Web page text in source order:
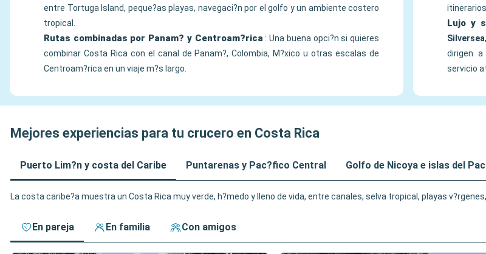
entre Tortuga Island, peque?as playas, navegaci?n por el golfo y un ambiente costero
tropical.
Rutas combinadas por Panam? y Centroam?rica : Una buena opci?n si quieres
combinar Costa Rica con el canal de Panam?, Colombia, M?xico u otras escalas de
Centroam?rica en un viaje m?s largo.
Lujo y
Silversea,
dirigen a
servicio
Mejores experiencias para tu crucero en Costa Rica
Puerto Lim?n y costa del Caribe Puntarenas y Pac?fico Central Golfo de Nicoya e islas del
La costa caribe?a muestra un Costa Rica muy verde, h?medo y lleno de vida, entre canales, selva tropical, playas
En pareja En familia Con amigos